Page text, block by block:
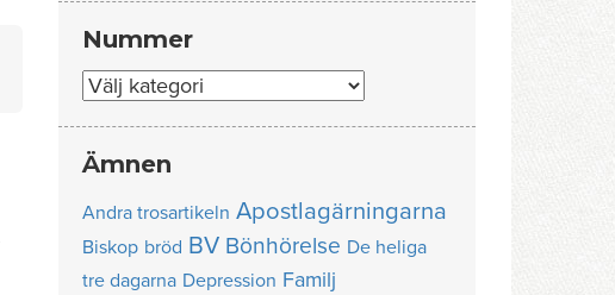
Nummer
Nummer
Ämnen
Andra trosartikeln Apostlagärningarna
Biskop bröd BV Bönhörelse De heliga
tre dagarna Depression Familj